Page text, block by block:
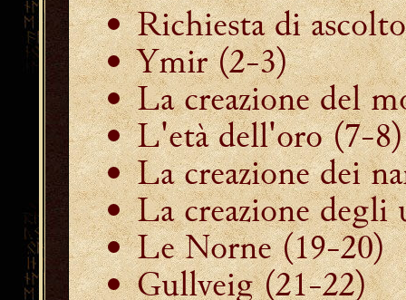
Richiesta di ascolto
Ymir(2-3)
La creazione del
L'età dell'oro(7-8)
La creazione dei
La creazione degli
Le Norne(19-20)
Gullveig(21-22)